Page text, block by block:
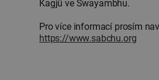
Kagjü ve Swayambhu.
Pro více informací prosím
https://www.sabchu.org